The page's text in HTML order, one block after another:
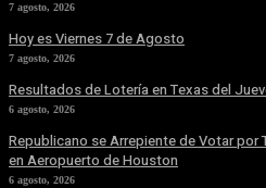
7 agosto, 2026
Hoy es Viernes 7 de Agosto
7 agosto, 2026
Resultados de Lotería en Texas del
6 agosto, 2026
Republicano se Arrepiente de Votar por
en Aeropuerto de Houston
6 agosto, 2026